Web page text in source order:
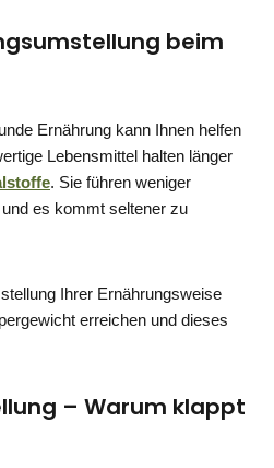
beim
Ernährung kann Ihnen helfen
Lebensmittel halten länger
. Sie führen weniger
es kommt seltener zu
Ihrer Ernährungsweise
erreichen und dieses
– Warum klappt